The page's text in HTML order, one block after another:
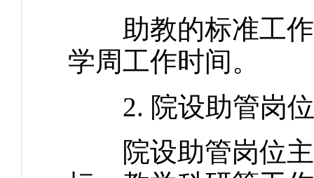
助教的标准工作
学周工作时间。
2. 院设助管岗位
院设助管岗位主